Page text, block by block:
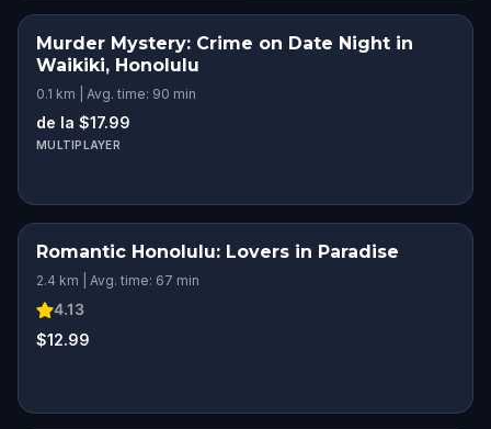
Murder Mystery: Crime on Date Night in
Waikiki, Honolulu
0.1 km | Avg. time: 90 min
de la $17.99
MULTIPLAYER
ROMANTIC ADVENTURE
Romantic Honolulu: Lovers in Paradise
2.4 km | Avg. time: 67 min
4.13
$12.99